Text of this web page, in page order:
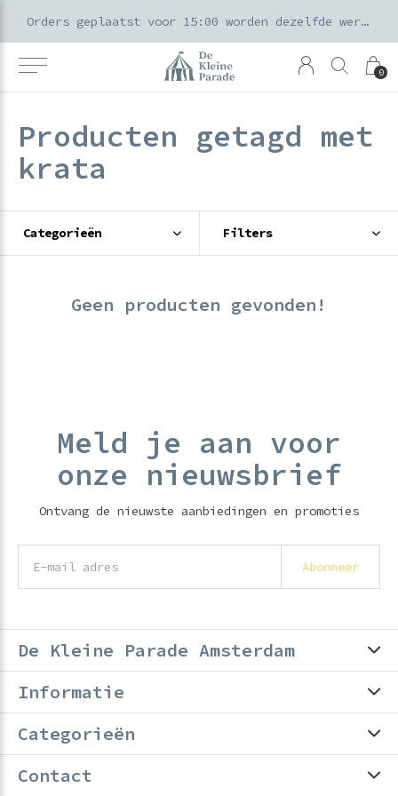
0
Orders geplaatst voor 15:00 worden dezelfde werkdag verzonden
Producten getagd met
krata
Categorieën Filters
Geen producten gevonden!
Meld je aan voor
onze nieuwsbrief
Ontvang de nieuwste aanbiedingen en promoties
Abonneer
De Kleine Parade Amsterdam
Informatie
Categorieën
Contact